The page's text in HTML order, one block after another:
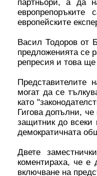
партньори, а да
европейските
Васил Тодоров от
предложенията се
репресия и това
Представителите
могат да се
като
Гигова допълни,
защитник до всеки
демократичната
Двете
коментираха, че е
включване на